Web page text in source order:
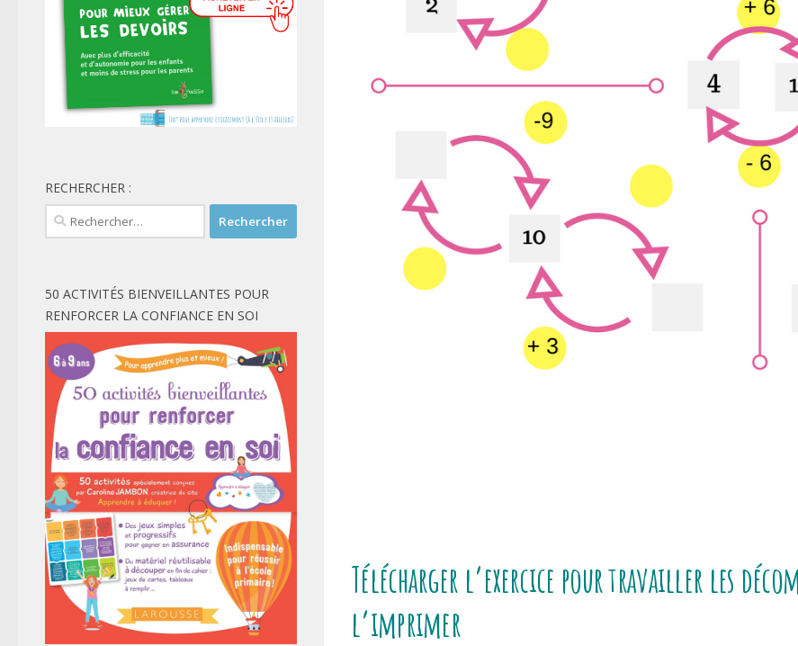
Télécharger l’exercice pour travailler les
l’imprimer
RECHERCHER :
Rechercher :
50 ACTIVITÉS BIENVEILLANTES POUR
RENFORCER LA CONFIANCE EN SOI